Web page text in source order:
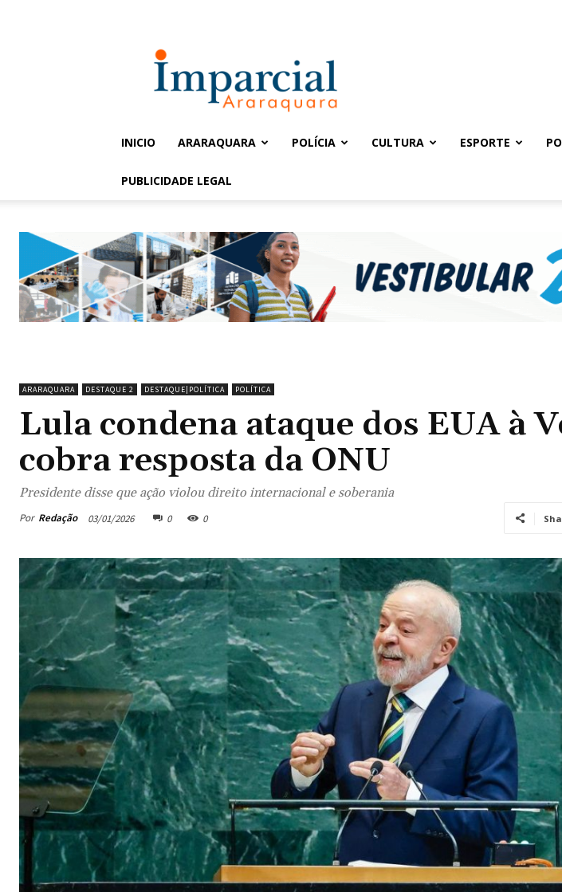
Imparcial
INICIO ARARAQUARA POLÍCIA CULTURA ESPORTE
PUBLICIDADE LEGAL
ARARAQUARA DESTAQUE 2 DESTAQUE|POLÍTICA POLÍTICA
Lula condena ataque dos EUA à
cobra resposta da ONU
Presidente disse que ação violou direito internacional e soberania
Por Redação 03/01/2026 0 0